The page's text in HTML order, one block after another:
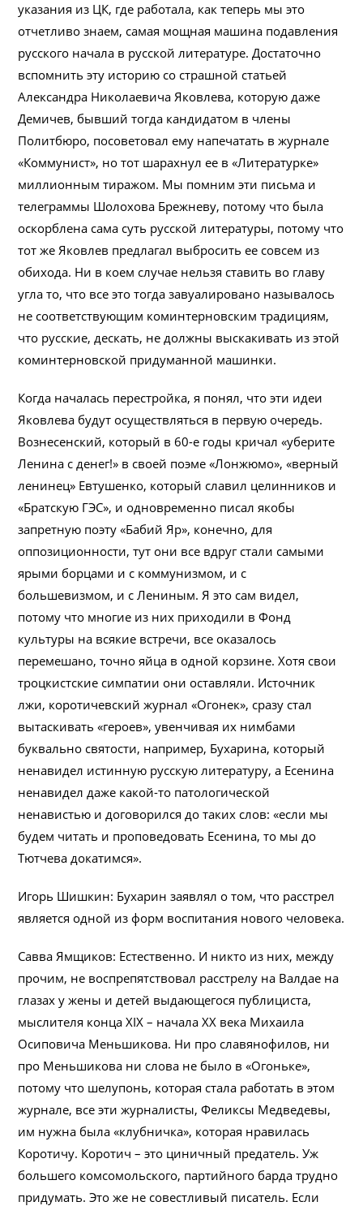
указания из ЦК, где работала, как теперь мы это
отчетливо знаем, самая мощная машина подавления
русского начала в русской литературе. Достаточно
вспомнить эту историю со страшной статьей
Александра Николаевича Яковлева, которую даже
Демичев, бывший тогда кандидатом в члены
Политбюро, посоветовал ему напечатать в журнале
«Коммунист», но тот шарахнул ее в «Литературке»
миллионным тиражом. Мы помним эти письма и
телеграммы Шолохова Брежневу, потому что была
оскорблена сама суть русской литературы, потому что
тот же Яковлев предлагал выбросить ее совсем из
обихода. Ни в коем случае нельзя ставить во главу
угла то, что все это тогда завуалировано называлось
не соответствующим коминтерновским традициям,
что русские, дескать, не должны выскакивать из этой
коминтерновской придуманной машинки.
Когда началась перестройка, я понял, что эти идеи
Яковлева будут осуществляться в первую очередь.
Вознесенский, который в 60-е годы кричал «уберите
Ленина с денег!» в своей поэме «Лонжюмо», «верный
ленинец» Евтушенко, который славил целинников и
«Братскую ГЭС», и одновременно писал якобы
запретную поэту «Бабий Яр», конечно, для
оппозиционности, тут они все вдруг стали самыми
ярыми борцами и с коммунизмом, и с
большевизмом, и с Лениным. Я это сам видел,
потому что многие из них приходили в Фонд
культуры на всякие встречи, все оказалось
перемешано, точно яйца в одной корзине. Хотя свои
троцкистские симпатии они оставляли. Источник
лжи, коротичевский журнал «Огонек», сразу стал
вытаскивать «героев», увенчивая их нимбами
буквально святости, например, Бухарина, который
ненавидел истинную русскую литературу, а Есенина
ненавидел даже какой-то патологической
ненавистью и договорился до таких слов: «если мы
будем читать и проповедовать Есенина, то мы до
Тютчева докатимся».
Игорь Шишкин: Бухарин заявлял о том, что расстрел
является одной из форм воспитания нового человека.
Савва Ямщиков: Естественно. И никто из них, между
прочим, не воспрепятствовал расстрелу на Валдае на
глазах у жены и детей выдающегося публициста,
мыслителя конца XIX – начала ХХ века Михаила
Осиповича Меньшикова. Ни про славянофилов, ни
про Меньшикова ни слова не было в «Огоньке»,
потому что шелупонь, которая стала работать в этом
журнале, все эти журналисты, Феликсы Медведевы,
им нужна была «клубничка», которая нравилась
Коротичу. Коротич – это циничный предатель. Уж
большего комсомольского, партийного барда трудно
придумать. Это же не совестливый писатель. Если